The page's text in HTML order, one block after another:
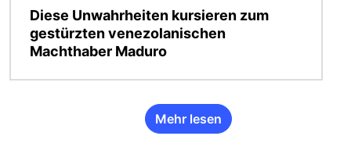
Diese Unwahrheiten kursieren zum
gestürzten venezolanischen
Machthaber Maduro
Mehr lesen